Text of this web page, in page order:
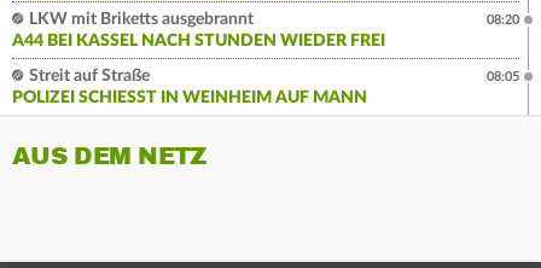
LKW mit Briketts ausgebrannt
A44 BEI KASSEL NACH STUNDEN WIEDER FREI
08:20
Streit auf Straße
POLIZEI SCHIESST IN WEINHEIM AUF MANN
08:05
AUS DEM NETZ